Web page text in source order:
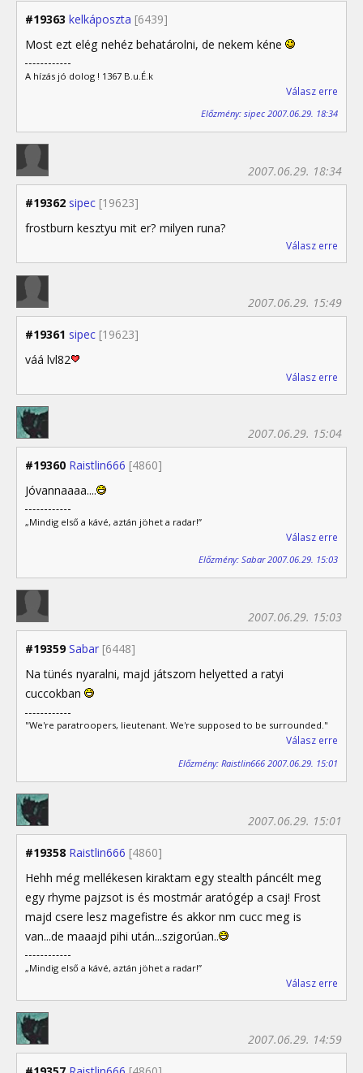
#19363 kelkáposzta [6439]
Most ezt elég nehéz behatárolni, de nekem kéne
A hízás jó dolog ! 1367 B.u.É.k
Válasz erre
Előzmény: sipec 2007.06.29. 18:34
#19362 sipec [19623]
2007.06.29. 18:34
frostburn kesztyu mit er? milyen runa?
Válasz erre
#19361 sipec [19623]
2007.06.29. 15:49
váá lvl82
Válasz erre
#19360 Raistlin666 [4860]
2007.06.29. 15:04
Jóvannaaaa....
„Mindig első a kávé, aztán jöhet a radar!”
Válasz erre
Előzmény: Sabar 2007.06.29. 15:03
#19359 Sabar [6448]
2007.06.29. 15:03
Na tünés nyaralni, majd játszom helyetted a ratyi
cuccokban
"We're paratroopers, lieutenant. We're supposed to be surrounded."
Válasz erre
Előzmény: Raistlin666 2007.06.29. 15:01
#19358 Raistlin666 [4860]
2007.06.29. 15:01
Hehh még mellékesen kiraktam egy stealth páncélt meg
egy rhyme pajzsot is és mostmár aratógép a csaj! Frost
majd csere lesz magefistre és akkor nm cucc meg is
van...de maaajd pihi után...szigorúan..
„Mindig első a kávé, aztán jöhet a radar!”
Válasz erre
2007.06.29. 14:59